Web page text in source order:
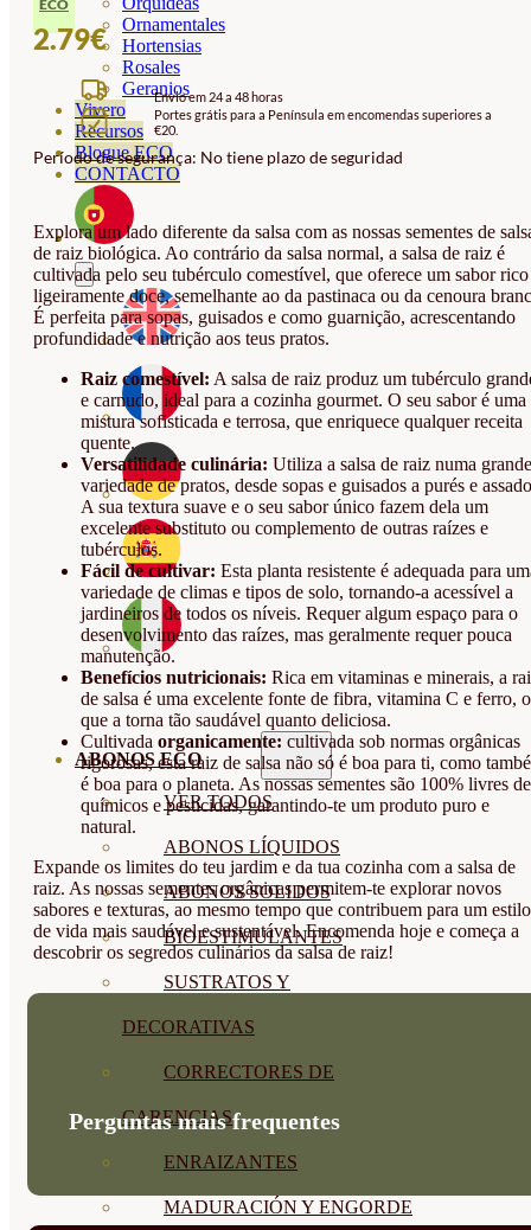
Ornamentales
Hortensias
Rosales
Geranios
Vivero
Recursos
Blogue ECO
CONTACTO
ABONOS ECO
VER TODOS
ABONOS LÍQUIDOS
ABONOS SOLIDOS
BIOESTIMULANTES
SUSTRATOS Y
DECORATIVAS
CORRECTORES DE
CARENCIAS
ENRAIZANTES
MADURACIÓN Y ENGORDE
ECO
2.79€
Envio em 24 a 48 horas
Portes grátis para a Península em encomendas superiores a
€20.
Período de segurança: No tiene plazo de seguridad
Explora um lado diferente da salsa com as nossas sementes de
de raiz biológica. Ao contrário da salsa normal, a salsa de raiz é
cultivada pelo seu tubérculo comestível, que oferece um sabor rico
ligeiramente doce, semelhante ao da pastinaca ou da cenoura
É perfeita para sopas, guisados e como guarnição, acrescentando
profundidade e nutrição aos teus pratos.
Raiz comestível: A salsa de raiz produz um tubérculo
e carnudo, ideal para a cozinha gourmet. O seu sabor é uma
mistura sofisticada e terrosa, que enriquece qualquer receita
quente.
Versatilidade culinária: Utiliza a salsa de raiz numa grande
variedade de pratos, desde sopas e guisados a purés e
A sua textura suave e o seu sabor único fazem dela um
excelente substituto ou complemento de outras raízes e
tubérculos.
Fácil de cultivar: Esta planta resistente é adequada para
variedade de climas e tipos de solo, tornando-a acessível a
jardineiros de todos os níveis. Requer algum espaço para o
desenvolvimento das raízes, mas geralmente requer pouca
manutenção.
Benefícios nutricionais: Rica em vitaminas e minerais, a
de salsa é uma excelente fonte de fibra, vitamina C e ferro, o
que a torna tão saudável quanto deliciosa.
Cultivada organicamente: cultivada sob normas orgânicas
rigorosas, esta raiz de salsa não só é boa para ti, como
é boa para o planeta. As nossas sementes são 100% livres de
químicos e pesticidas, garantindo-te um produto puro e
natural.
Expande os limites do teu jardim e da tua cozinha com a salsa de
raiz. As nossas sementes orgânicas permitem-te explorar novos
sabores e texturas, ao mesmo tempo que contribuem para um estilo
de vida mais saudável e sustentável. Encomenda hoje e começa a
descobrir os segredos culinários da salsa de raiz!
Perguntas mais frequentes